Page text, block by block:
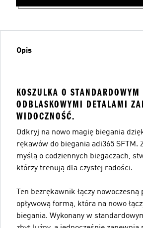
Opis
KOSZULKA O STANDARDOWYM
ODBLASKOWYMI DETALAMI
WIDOCZNOŚĆ.
Odkryj na nowo magię biegania
rękawów do biegania adi365 SFTM.
myślą o codziennych biegaczach,
którzy trenują dla czystej radości.
Ten bezrękawnik łączy nowoczesną
opływową formą, która na nowo
biegania. Wykonany w